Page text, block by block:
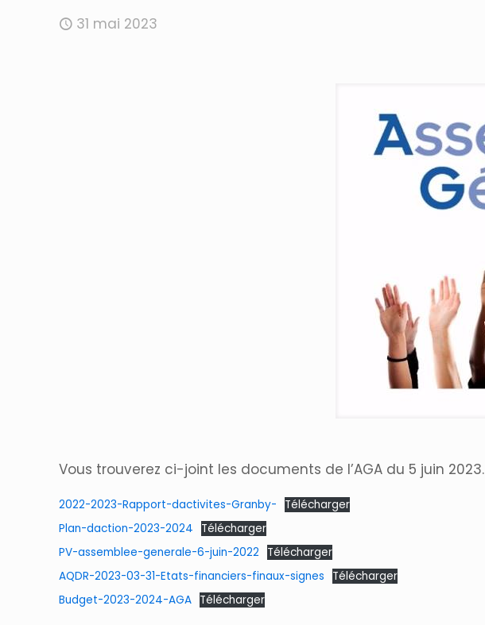
31 mai 2023
Vous trouverez ci-joint les documents de l’AGA du 5 juin 2023.
2022-2023-Rapport-dactivites-Granby-
Télécharger
Plan-daction-2023-2024
Télécharger
PV-assemblee-generale-6-juin-2022
Télécharger
AQDR-2023-03-31-Etats-financiers-finaux-signes
Télécharger
Budget-2023-2024-AGA Télécharger